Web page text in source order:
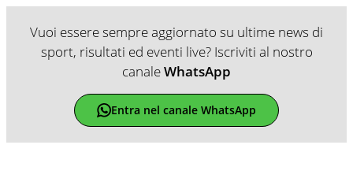
Vuoi essere sempre aggiornato su ultime news di
sport, risultati ed eventi live? Iscriviti al nostro
canaleWhatsApp
Entra nel canale WhatsApp